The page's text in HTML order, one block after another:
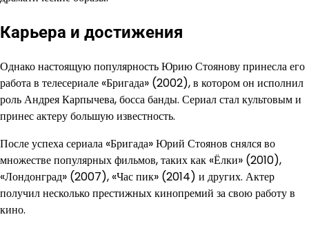
Карьера и достижения
Однако настоящую популярность Юрию Стоянову принесла его
работа в телесериале «Бригада» (2002), в котором он исполнил
роль Андрея Карпычева, босса банды. Сериал стал культовым и
принес актеру большую известность.
После успеха сериала «Бригада» Юрий Стоянов снялся во
множестве популярных фильмов, таких как «Ёлки» (2010),
«Лондонград» (2007), «Час пик» (2014) и других. Актер
получил несколько престижных кинопремий за свою работу в
кино.